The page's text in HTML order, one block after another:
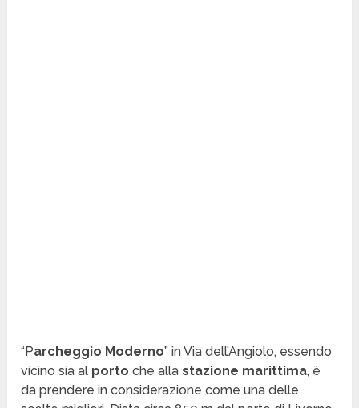
“Parcheggio Moderno” in Via dell’Angiolo, essendo
vicino sia al porto che allastazione marittima, è
da prendere in considerazione come una delle